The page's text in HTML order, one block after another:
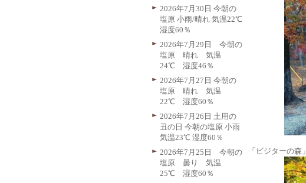
「ビジターの森」
2026年7月30日 今朝の
塩原 小雨/晴れ 気温22℃
湿度60％
2026年7月29日 今朝の
塩原 晴れ 気温
24℃ 湿度46％
2026年7月27日 今朝の
塩原 晴れ 気温
22℃ 湿度60％
2026年7月26日 土用の
丑の日 今朝の塩原 小雨
気温23℃ 湿度60％
2026年7月25日 今朝の
塩原 曇り 気温
25℃ 湿度60％